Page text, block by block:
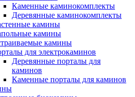
Каменные каминокомплекты
Деревянные каминокомплекты
камины
камины
камины
для электрокаминов
Деревянные порталы для
каминов
Каменные порталы для каминов